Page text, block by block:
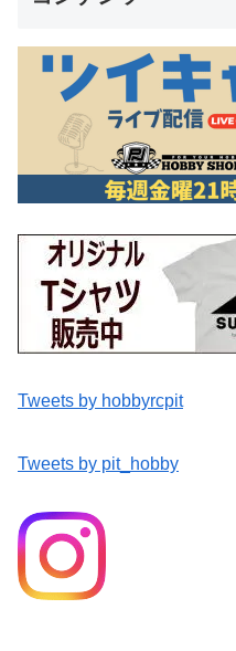
Tweets by hobbyrcpit
Tweets by pit_hobby